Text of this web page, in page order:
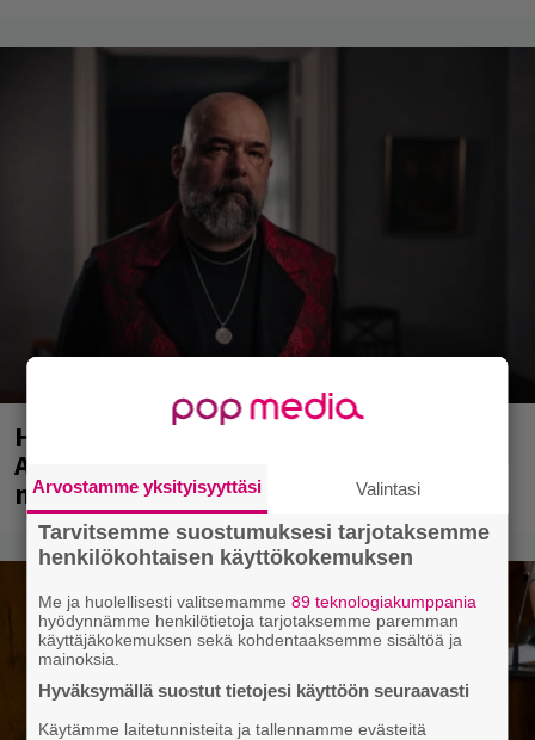
Huomenna se ilmestyy – CMX:stä tutun
A.W. Yrjänän uutuusalbumi om
mammuttimainen kokonaisuus
Arvostamme yksityisyyttäsi Valintasi
Tarvitsemme suostumuksesi tarjotaksemme
henkilökohtaisen käyttökokemuksen
Me ja huolellisesti valitsemamme89 teknologiakumppania
hyödynnämme henkilötietoja tarjotaksemme paremman
käyttäjäkokemuksen sekä kohdentaaksemme sisältöä ja
mainoksia.
Hyväksymällä suostut tietojesi käyttöön seuraavasti
Käytämme laitetunnisteita ja tallennamme evästeitä